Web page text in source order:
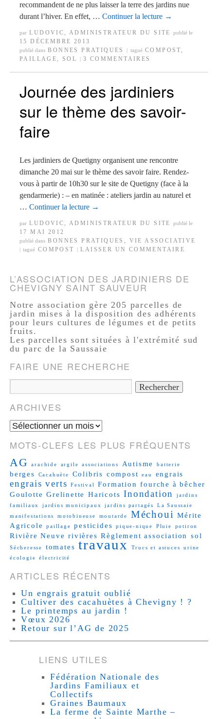
recommandent de ne plus laisser la terre des jardins nue
durant l’hiver. En effet, … Continuer la lecture →
par LUDOVIC, ADMINISTRATEUR DU SITE publié le
15 DÉCEMBRE 2013
publié dans BONNES PRATIQUES tagué COMPOST ,
PAILLAGE , SOL 3 COMMENTAIRES
Journée des jardiniers
sur le thème des savoir-
faire
Les jardiniers de Quetigny organisent une rencontre
dimanche 20 mai sur le thème des savoir faire. Rendez-
vous à partir de 10h30 sur le site de Quetigny (face à la
gendarmerie) : – en matinée : ateliers jardin au naturel et
… Continuer la lecture →
par LUDOVIC, ADMINISTRATEUR DU SITE publié le
17 MAI 2012
publié dans BONNES PRATIQUES , VIE ASSOCIATIVE
tagué COMPOST LAISSER UN COMMENTAIRE
L’ASSOCIATION DES JARDINIERS DE
CHEVIGNY SAINT SAUVEUR
Notre association gère 205 parcelles de
jardin mises à la disposition des adhérents
pour leurs cultures de légumes et de petits
fruits.
Les parcelles sont situées à l'extrémité sud
du parc de la Saussaie
FAIRE UNE RECHERCHE
ARCHIVES
MOTS-CLEFS LES PLUS FRÉQUENTS
AG
arachide argile associations Autisme batterie
berges Cacahuète Colibris compost eau engrais
engrais verts Festival Formation fourche à bêcher
Goulotte Grelinette Haricots Inondation
jardins
familiaux
jardins municipaux jardins partagés
La Saussaie
manifestations
motobineuse moutarde Méchoui Mérite
Agricole
paillage pesticides pique-nique Pluie potiron
Rivière Neuve rivières Règlement association sol
Sécheresse tomates travaux Trucs et astuces
urine
écologie
électricité
ARTICLES RÉCENTS
Un engrais gratuit oublié
Cultiver des cacahuètes à Chevigny ! ?
Le printemps au jardin !
Vœux 2026
Retour sur l’AG de 2025
LIENS UTILES
Fédération Nationale des
Jardins Familiaux et
Collectifs
Graines Baumaux
La ferme de Sainte Marthe –